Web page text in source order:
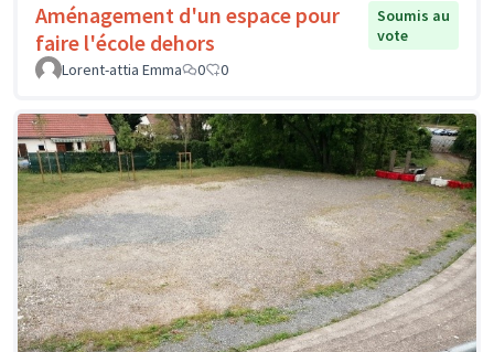
Aménagement d'un espace pour
faire l'école dehors
Soumis au
vote
Lorent-attia Emma
0 0